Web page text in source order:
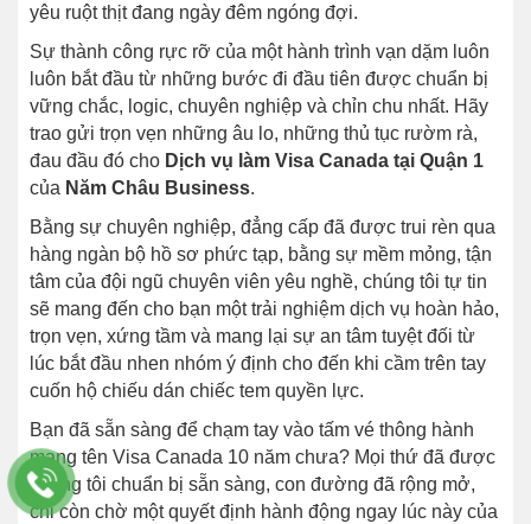
yêu ruột thịt đang ngày đêm ngóng đợi.
Sự thành công rực rỡ của một hành trình vạn dặm luôn
luôn bắt đầu từ những bước đi đầu tiên được chuẩn bị
vững chắc, logic, chuyên nghiệp và chỉn chu nhất. Hãy
trao gửi trọn vẹn những âu lo, những thủ tục rườm rà,
đau đầu đó cho Dịch vụ làm Visa Canada tại Quận 1
của Năm Châu Business.
Bằng sự chuyên nghiệp, đẳng cấp đã được trui rèn qua
hàng ngàn bộ hồ sơ phức tạp, bằng sự mềm mỏng, tận
tâm của đội ngũ chuyên viên yêu nghề, chúng tôi tự tin
sẽ mang đến cho bạn một trải nghiệm dịch vụ hoàn hảo,
trọn vẹn, xứng tầm và mang lại sự an tâm tuyệt đối từ
lúc bắt đầu nhen nhóm ý định cho đến khi cầm trên tay
cuốn hộ chiếu dán chiếc tem quyền lực.
Bạn đã sẵn sàng để chạm tay vào tấm vé thông hành
mang tên Visa Canada 10 năm chưa? Mọi thứ đã được
chúng tôi chuẩn bị sẵn sàng, con đường đã rộng mở,
chỉ còn chờ một quyết định hành động ngay lúc này của